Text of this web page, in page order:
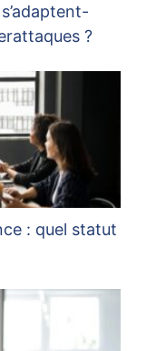
?
: quel statut